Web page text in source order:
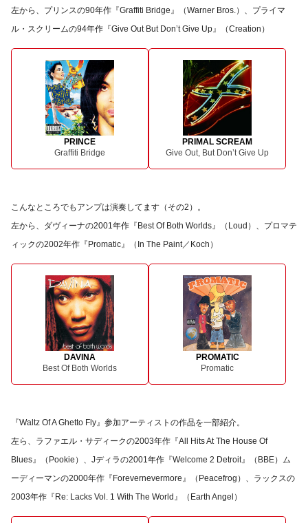
左から、プリンスの90年作『Graffiti Bridge』（Warner Bros.）、プライマ
ル・スクリームの94年作『Give Out But Don’t Give Up』（Creation）
PRINCE
Graffiti Bridge
PRIMAL SCREAM
Give Out, But Don’t Give Up
こんなところでもアンプは演奏してます（その2）。
左から、ダヴィーナの2001年作『Best Of Both Worlds』（Loud）、プロマテ
ィックの2002年作『Promatic』（In The Paint／Koch）
DAVINA
Best Of Both Worlds
PROMATIC
Promatic
『Waltz Of A Ghetto Fly』参加アーティストの作品を一部紹介。
左ら、ラファエル・サディークの2003年作『All Hits At The House Of
Blues』（Pookie）、Jディラの2001年作『Welcome 2 Detroit』（BBE）ム
ーディーマンの2000年作『Forevernevermore』（Peacefrog）、ラックスの
2003年作『Re: Lacks Vol. 1 With The World』（Earth Angel）